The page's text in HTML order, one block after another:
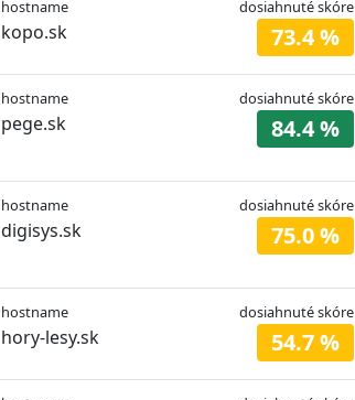
hostname
kopo.sk
dosiahnuté skóre
73.4 %
hostname
pege.sk
dosiahnuté skóre
84.4 %
hostname
digisys.sk
dosiahnuté skóre
75.0 %
hostname
hory-lesy.sk
dosiahnuté skóre
54.7 %